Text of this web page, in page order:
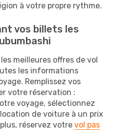
à votre propre rythme.
vos billets les
meilleures offres de vol
les informations
Remplissez vos
votre réservation :
voyage, sélectionnez
de voiture à un prix
réservez votre vol pas